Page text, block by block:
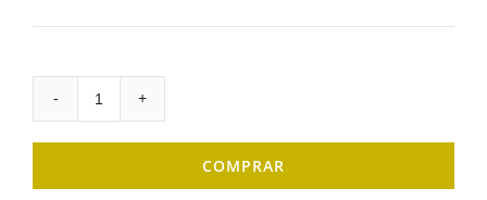
Don
Bernardo
COMPRAR